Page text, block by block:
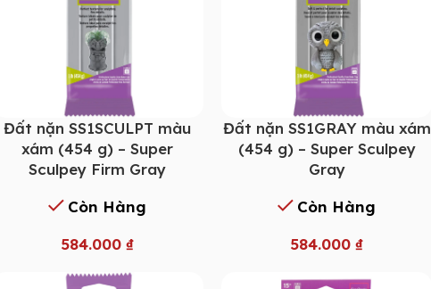
Đất nặn SS1SCULPT màu
xám (454 g) – Super
Sculpey Firm Gray
Còn Hàng
584.000₫
Đất nặn SS1GRAY màu xám
(454 g) – Super Sculpey
Gray
Còn Hàng
584.000 ₫